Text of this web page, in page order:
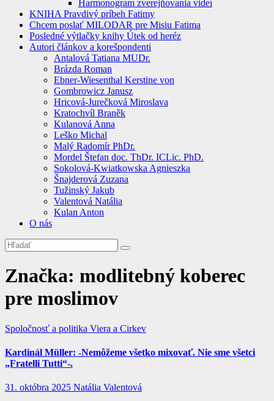
Harmonogram zverejňovania videí
KNIHA Pravdivý príbeh Fatimy
Chcem poslať MILODAR pre Misiu Fatima
Posledné výtlačky knihy Útek od heréz
Autori článkov a korešpondenti
Antalová Tatiana MUDr.
Brázda Roman
Ebner-Wiesenthal Kerstine von
Gombrowicz Janusz
Hricová-Jurečková Miroslava
Kratochvíl Braněk
Kulanová Anna
Leško Michal
Malý Radomír PhDr.
Mordel Štefan doc. ThDr. ICLic. PhD.
Sokolová-Kwiatkowska Agnieszka
Šnajderová Zuzana
Tužinský Jakub
Valentová Natália
Kulan Anton
O nás
Značka: modlitebný koberec
pre moslimov
Spoločnosť a politika Viera a Cirkev
Kardinál Müller: -Nemôžeme všetko mixovať. Nie sme všetci
„Fratelli Tutti“-.
31. októbra 2025 Natália Valentová